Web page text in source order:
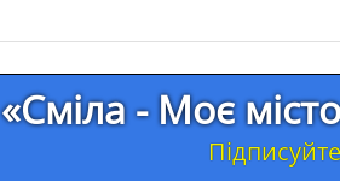
«Сміла - Моє